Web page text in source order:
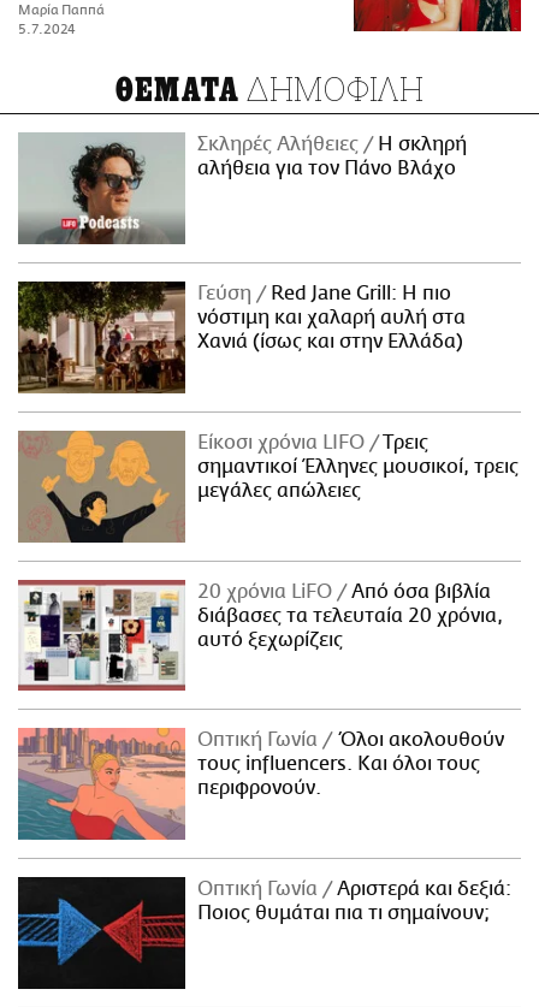
Μαρία Παππά
5.7.2024
ΘΕΜΑΤΑ ΔΗΜΟΦΙΛΗ
Σκληρές Αλήθειες
H σκληρή
αλήθεια για τον Πάνο Βλάχο
Γεύση
Red Jane Grill: Η πιο
νόστιμη και χαλαρή αυλή στα
Χανιά (ίσως και στην Ελλάδα)
Είκοσι χρόνια LIFO
Tρεις
σημαντικοί Έλληνες μουσικοί, τρεις
μεγάλες απώλειες
20 χρόνια LiFO
Από όσα βιβλία
διάβασες τα τελευταία 20 χρόνια,
αυτό ξεχωρίζεις
Οπτική Γωνία
Όλοι ακολουθούν
τους influencers. Και όλοι τους
περιφρονούν.
Οπτική Γωνία
Αριστερά και δεξιά:
Ποιος θυμάται πια τι σημαίνουν;